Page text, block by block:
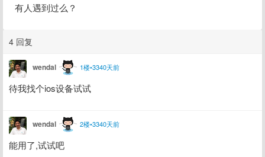
有人遇到过么？
4 回复
wendal 1楼•3340天前
待我找个ios设备试试
wendal 2楼•3340天前
能用了,试试吧